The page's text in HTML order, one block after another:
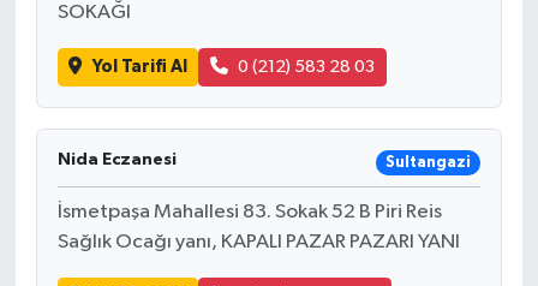
SOKAĞI
Yol Tarifi Al 0 (212) 583 28 03
Nida Eczanesi Sultangazi
İsmetpaşa Mahallesi 83. Sokak 52 B Piri Reis
Sağlık Ocağı yanı, KAPALI PAZAR PAZARI YANI